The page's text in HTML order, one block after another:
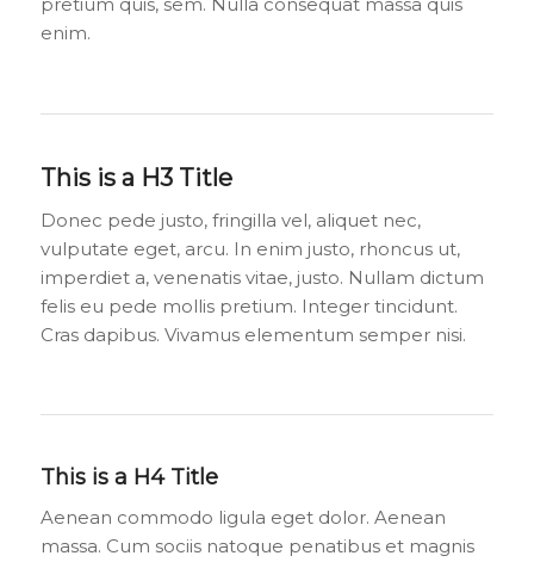
enim.
This is a H3 Title
Donec pede justo, fringilla vel, aliquet nec,
vulputate eget, arcu. In enim justo, rhoncus ut,
imperdiet a, venenatis vitae, justo. Nullam dictum
felis eu pede mollis pretium. Integer tincidunt.
Cras dapibus. Vivamus elementum semper nisi.
This is a H4 Title
Aenean commodo ligula eget dolor. Aenean
massa. Cum sociis natoque penatibus et magnis